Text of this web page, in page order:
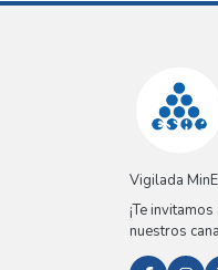
Vigilada
¡Te
nuestros